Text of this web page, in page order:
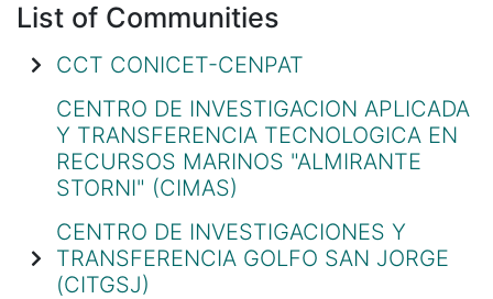
List of Communities
CCT CONICET-CENPAT
CENTRO DE INVESTIGACION APLICADA
Y TRANSFERENCIA TECNOLOGICA EN
RECURSOS MARINOS "ALMIRANTE
STORNI" (CIMAS)
CENTRO DE INVESTIGACIONES Y
TRANSFERENCIA GOLFO SAN JORGE
(CITGSJ)